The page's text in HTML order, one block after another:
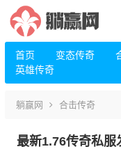
首页 变态传奇
英雄传奇
躺赢网 合击传奇
最新1.76传奇私服